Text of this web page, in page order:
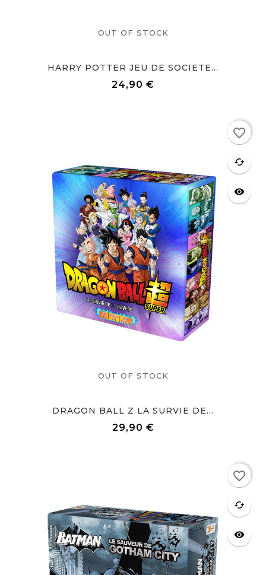
OUT OF STOCK
HARRY POTTER JEU DE SOCIETE...
24,90 €
OUT OF STOCK
favorite
cached
visibility
DRAGON BALL Z LA SURVIE DE...
29,90 €
favorite_border
favorite
cached
visibility
favorite_border